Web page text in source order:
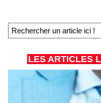
LES ARTICLES